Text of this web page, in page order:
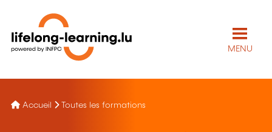
MENU
Accueil Toutes les formations